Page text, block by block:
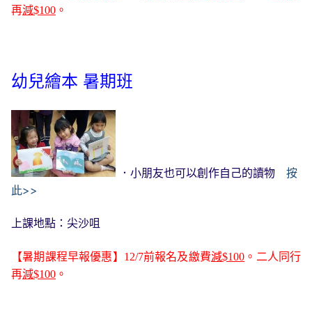
再減$100 。
幼兒繪本 暑期班
．小朋友也可以創作自己的讀物 按
此>>
上課地點：尖沙咀
【暑期課程早報優惠】12/7前報名及繳費減$100 。二人同行
再減$100 。